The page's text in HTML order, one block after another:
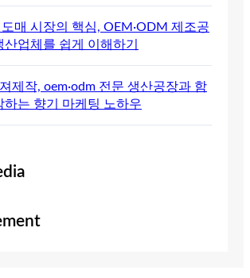
매 시장의 핵심, OEM·ODM 제조공
산업체를 쉽게 이해하기
제작, oem·odm 전문 생산공장과 함
하는 향기 마케팅 노하우